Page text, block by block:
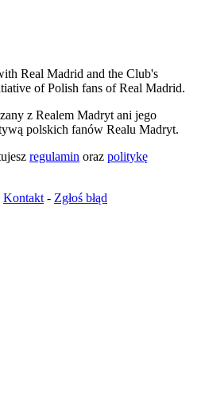
Real Madrid and the Club's
of Polish fans of Real Madrid.
z Realem Madryt ani jego
polskich fanów Realu Madryt.
regulamin oraz politykę
Kontakt - Zgłoś błąd